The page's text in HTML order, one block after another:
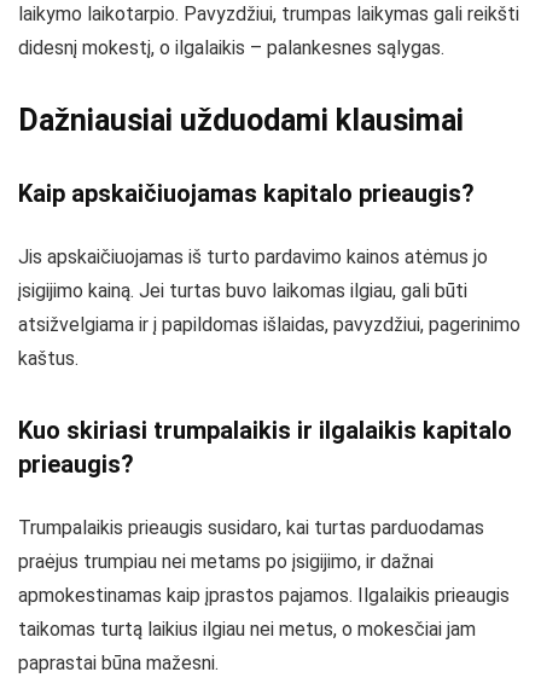
laikymo laikotarpio. Pavyzdžiui, trumpas laikymas gali reikšti
didesnį mokestį, o ilgalaikis – palankesnes sąlygas.
Dažniausiai užduodami klausimai
Kaip apskaičiuojamas kapitalo prieaugis?
Jis apskaičiuojamas iš turto pardavimo kainos atėmus jo
įsigijimo kainą. Jei turtas buvo laikomas ilgiau, gali būti
atsižvelgiama ir į papildomas išlaidas, pavyzdžiui, pagerinimo
kaštus.
Kuo skiriasi trumpalaikis ir ilgalaikis kapitalo
prieaugis?
Trumpalaikis prieaugis susidaro, kai turtas parduodamas
praėjus trumpiau nei metams po įsigijimo, ir dažnai
apmokestinamas kaip įprastos pajamos. Ilgalaikis prieaugis
taikomas turtą laikius ilgiau nei metus, o mokesčiai jam
paprastai būna mažesni.